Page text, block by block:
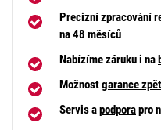
Precizní zpracování
na 48 měsíců
Nabízíme záruku i na
Možnostgarance
Servis apodporapro